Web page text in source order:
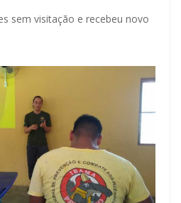
sem visitação e recebeu novo